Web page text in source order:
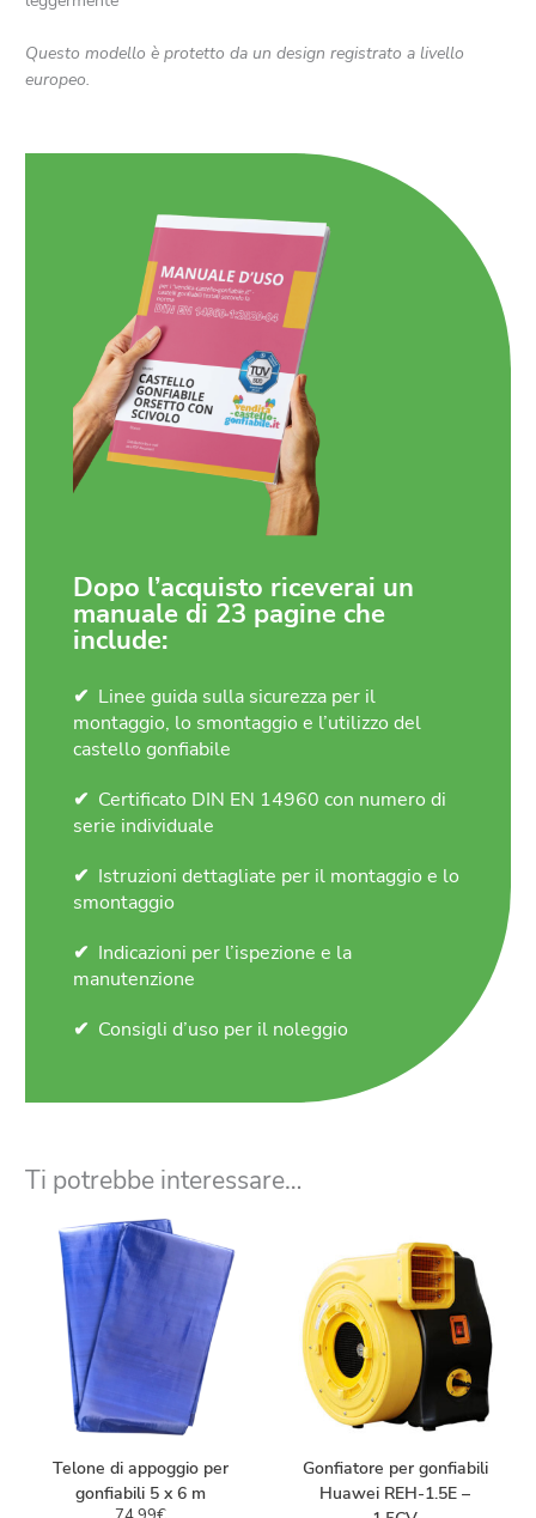
Questo modello è protetto da un design registrato a livello
europeo.
Dopo l’acquisto riceverai un
manuale di 23 pagine che
include:
Linee guida sulla sicurezza per il
montaggio, lo smontaggio e l’utilizzo del
castello gonfiabile
Certificato DIN EN 14960 con numero di
serie individuale
Istruzioni dettagliate per il montaggio e lo
smontaggio
Indicazioni per l’ispezione e la
manutenzione
Consigli d’uso per il noleggio
Ti potrebbe interessare…
Telone di appoggio per
gonfiabili 5 x 6 m
Gonfiatore per gonfiabili
Huawei REH-1.5E –